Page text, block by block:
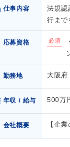
仕事内容
法規認
行まで
応募資格 必須
勤務地 大阪府
年収 / 給与 500万
会社概要 【企